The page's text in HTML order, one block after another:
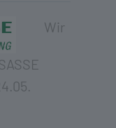
Wir